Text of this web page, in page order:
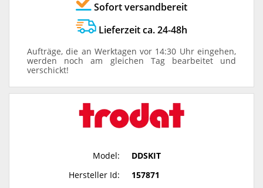
Sofort versandbereit
Lieferzeit ca. 24-48h
Aufträge, die an Werktagen vor 14:30 Uhr eingehen,
werden noch am gleichen Tag bearbeitet und
verschickt!
Model:
DDSKIT
Hersteller Id:
157871